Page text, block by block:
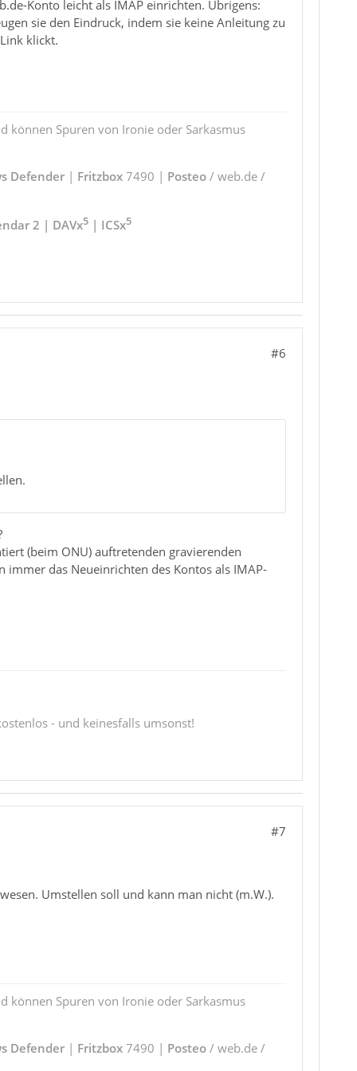
Konto leicht als IMAP einrichten. Übrigens:
sie den Eindruck, indem sie keine Anleitung zu
klickt.
können Spuren von Ironie oder Sarkasmus
Defender| Fritzbox7490 | Posteo/ web.de /
2 | DAVx5| ICSx5
#6
(beim ONU) auftretenden gravierenden
das Neueinrichten des Kontos als IMAP-
- und keinesfalls umsonst!
#7
Umstellen soll und kann man nicht (m.W.).
können Spuren von Ironie oder Sarkasmus
Defender| Fritzbox7490 | Posteo/ web.de /